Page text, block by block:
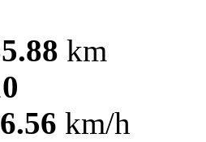
km
km/h